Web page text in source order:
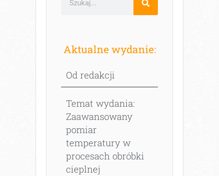
Aktualne wydanie:
Od redakcji
Temat wydania:
Zaawansowany
pomiar
temperatury w
procesach obróbki
cieplnej